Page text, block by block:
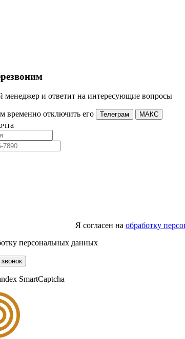
и ответит на интересующие вопросы
временно отключить его Телеграм МАКС
Я согласен на обработку
персональных данных
SmartCaptcha